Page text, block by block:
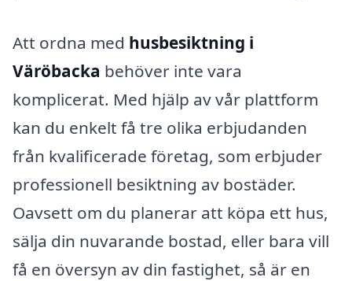
Att ordna med husbesiktning i
Väröbacka behöver inte vara
komplicerat. Med hjälp av vår plattform
kan du enkelt få tre olika erbjudanden
från kvalificerade företag, som erbjuder
professionell besiktning av bostäder.
Oavsett om du planerar att köpa ett hus,
sälja din nuvarande bostad, eller bara vill
få en översyn av din fastighet, så är en